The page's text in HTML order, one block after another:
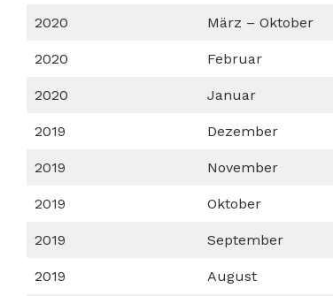
2020 März – Oktober
2020 Februar
2020 Januar
2019 Dezember
2019 November
2019 Oktober
2019 September
2019 August